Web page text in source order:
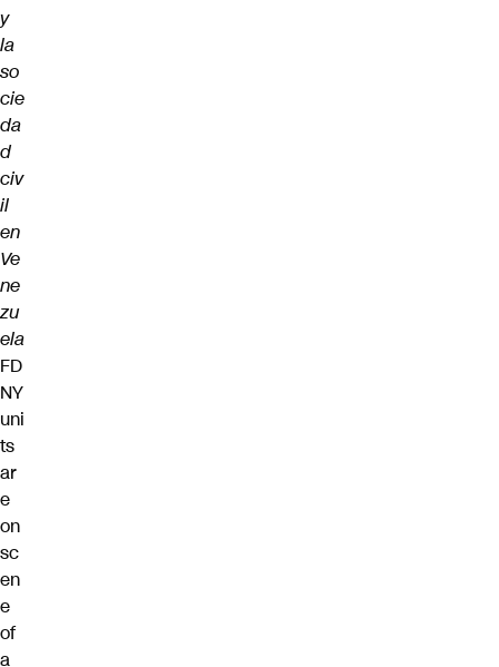
y
la
so
cie
da
d
civ
il
en
Ve
ne
zu
ela
FD
NY
uni
ts
ar
e
on
sc
en
e
of
a